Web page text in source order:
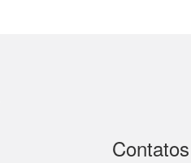
Contatos